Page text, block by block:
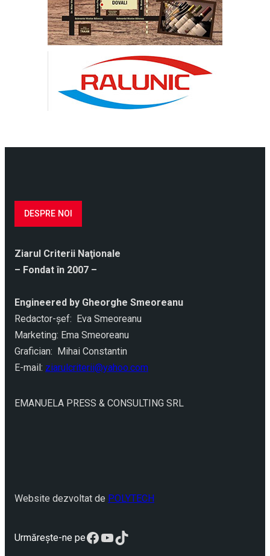
DESPRE NOI
Ziarul Criterii Naţionale
– Fondat în 2007 –
Engineered by Gheorghe Smeoreanu
Redactor-şef: Eva Smeoreanu
Marketing: Ema Smeoreanu
Grafician: Mihai Constantin
E-mail: ziarulcriterii@yahoo.com
EMANUELA PRESS & CONSULTING SRL
Website dezvoltat de POLYTECH
Urmărește-ne peFacebook
YouTube
TikTok